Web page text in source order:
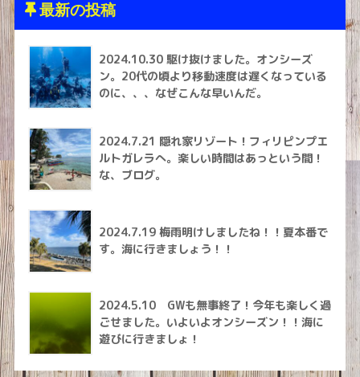
最新の投稿
2024.10.30 駆け抜けました。オンシーズ
ン。20代の頃より移動速度は遅くなっている
のに、、、なぜこんな早いんだ。
2024.7.21 隠れ家リゾート！フィリピンプエ
ルトガレラへ。楽しい時間はあっという間！
な、ブログ。
2024.7.19 梅雨明けしましたね！！夏本番で
す。海に行きましょう！！
2024.5.10 GWも無事終了！今年も楽しく過
ごせました。いよいよオンシーズン！！海に
遊びに行きましょ！